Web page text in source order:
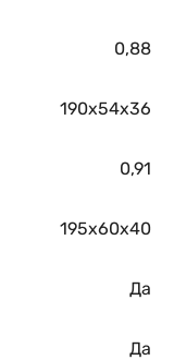
0,88
190х54х36
0,91
195х60х40
Да
Да